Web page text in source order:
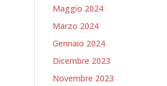
Maggio 2024
Marzo 2024
Gennaio 2024
Dicembre 2023
Novembre 2023